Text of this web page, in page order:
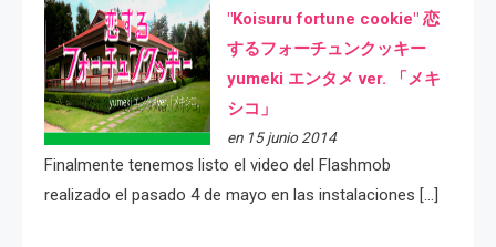
"Koisuru fortune cookie" 恋
するフォーチュンクッキー
yumeki エンタメ ver. 「メキ
シコ」
en 15 junio 2014
Finalmente tenemos listo el video del Flashmob
realizado el pasado 4 de mayo en las instalaciones […]